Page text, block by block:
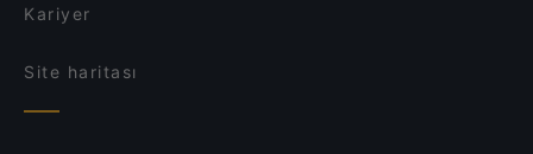
Kariyer
Site haritası